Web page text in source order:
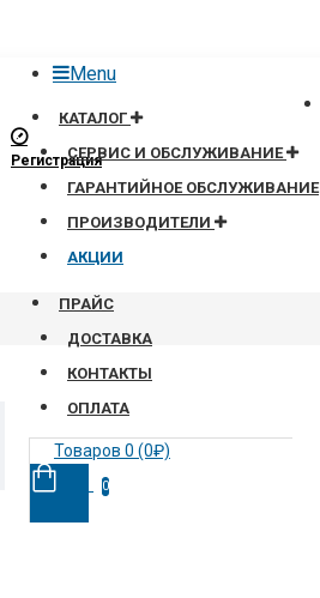
Menu
КАТАЛОГ
СЕРВИС И ОБСЛУЖИВАНИЕ
ГАРАНТИЙНОЕ ОБСЛУЖИВАНИЕ
ПРОИЗВОДИТЕЛИ
АКЦИИ
ПРАЙС
ДОСТАВКА
КОНТАКТЫ
ОПЛАТА
Товаров 0 (0₽)
0
Регистрация